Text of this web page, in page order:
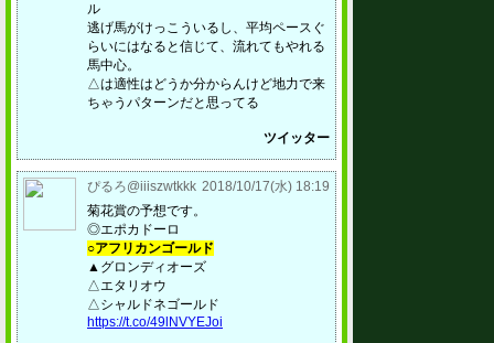
ル
逃げ馬がけっこういるし、平均ペースぐ
らいにはなると信じて、流れてもやれる
馬中心。
△は適性はどうか分からんけど地力で来
ちゃうパターンだと思ってる
ツイッター
ぴるろ@iiiszwtkkk 2018/10/17(水) 18:19
菊花賞の予想です。
◎エポカドーロ
○アフリカンゴールド
▲グロンディオーズ
△エタリオウ
△シャルドネゴールド
https://t.co/49lNVYEJoi